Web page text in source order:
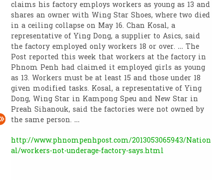
claims his factory employs workers as young as 13 and
shares an owner with Wing Star Shoes, where two died
in a ceiling collapse on May 16. Chan Kosal, a
representative of Ying Dong, a supplier to Asics, said
the factory employed only workers 18 or over. … The
Post reported this week that workers at the factory in
Phnom Penh had claimed it employed girls as young
as 13. Workers must be at least 15 and those under 18
given modified tasks. Kosal, a representative of Ying
Dong, Wing Star in Kampong Speu and New Star in
Preah Sihanouk, said the factories were not owned by
the same person. …
http://www.phnompenhpost.com/2013053065943/Nation
al/workers-not-underage-factory-says.html